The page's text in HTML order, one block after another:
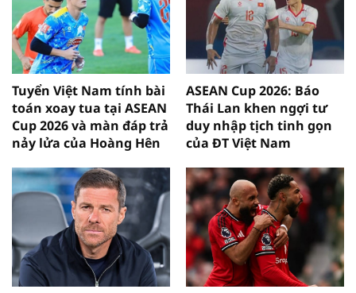
Tuyển Việt Nam tính bài
toán xoay tua tại ASEAN
Cup 2026 và màn đáp trả
nảy lửa của Hoàng Hên
ASEAN Cup 2026: Báo
Thái Lan khen ngợi tư
duy nhập tịch tinh gọn
của ĐT Việt Nam